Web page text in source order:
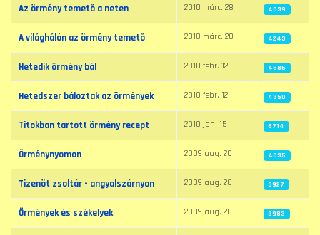
Az örmény temetõ a neten 2010 márc. 28 4039
A világhálón az örmény temetõ 2010 márc. 20 4243
Hetedik örmény bál 2010 febr. 12 4585
Hetedszer báloztak az örmények 2010 febr. 12 4350
Titokban tartott örmény recept 2010 jan. 15 6714
Örménynyomon 2009 aug. 20 4035
Tizenöt zsoltár - angyalszárnyon 2009 aug. 20 3927
Örmények és székelyek 2009 aug. 20 3983